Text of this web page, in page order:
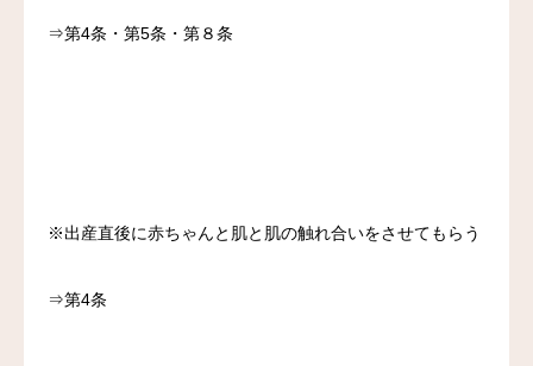
⇒第4条・第5条・第８条
※出産直後に赤ちゃんと肌と肌の触れ合いをさせてもらう
⇒第4条